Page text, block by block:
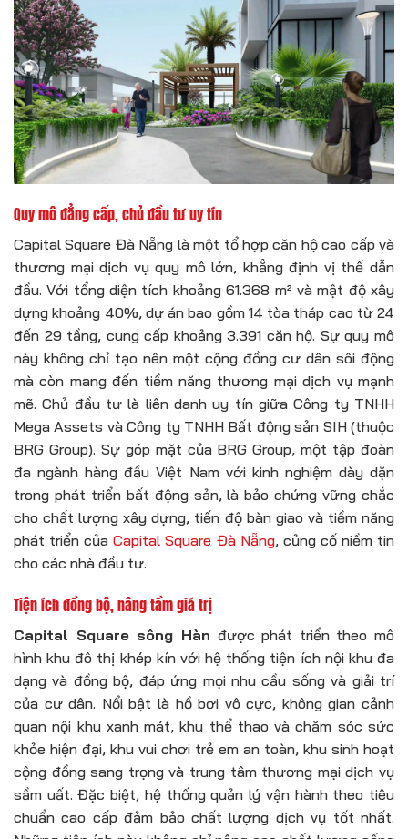
Quy mô đẳng cấp, chủ đầu tư uy tín
Capital Square Đà Nẵng là một tổ hợp căn hộ cao cấp và
thương mại dịch vụ quy mô lớn, khẳng định vị thế dẫn
đầu. Với tổng diện tích khoảng 61.368 m² và mật độ xây
dựng khoảng 40%, dự án bao gồm 14 tòa tháp cao từ 24
đến 29 tầng, cung cấp khoảng 3.391 căn hộ. Sự quy mô
này không chỉ tạo nên một cộng đồng cư dân sôi động
mà còn mang đến tiềm năng thương mại dịch vụ mạnh
mẽ. Chủ đầu tư là liên danh uy tín giữa Công ty TNHH
Mega Assets và Công ty TNHH Bất động sản SIH (thuộc
BRG Group). Sự góp mặt của BRG Group, một tập đoàn
đa ngành hàng đầu Việt Nam với kinh nghiệm dày dặn
trong phát triển bất động sản, là bảo chứng vững chắc
cho chất lượng xây dựng, tiến độ bàn giao và tiềm năng
phát triển củaCapital Square Đà Nẵng, củng cố niềm tin
cho các nhà đầu tư.
Tiện ích đồng bộ, nâng tầm giá trị
Capital Square sông Hàn được phát triển theo mô
hình khu đô thị khép kín với hệ thống tiện ích nội khu đa
dạng và đồng bộ, đáp ứng mọi nhu cầu sống và giải trí
của cư dân. Nổi bật là hồ bơi vô cực, không gian cảnh
quan nội khu xanh mát, khu thể thao và chăm sóc sức
khỏe hiện đại, khu vui chơi trẻ em an toàn, khu sinh hoạt
cộng đồng sang trọng và trung tâm thương mại dịch vụ
sầm uất. Đặc biệt, hệ thống quản lý vận hành theo tiêu
chuẩn cao cấp đảm bảo chất lượng dịch vụ tốt nhất.